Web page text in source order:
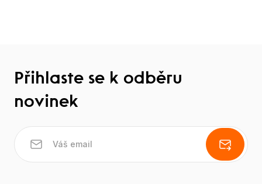
Přihlaste se k odběru
novinek